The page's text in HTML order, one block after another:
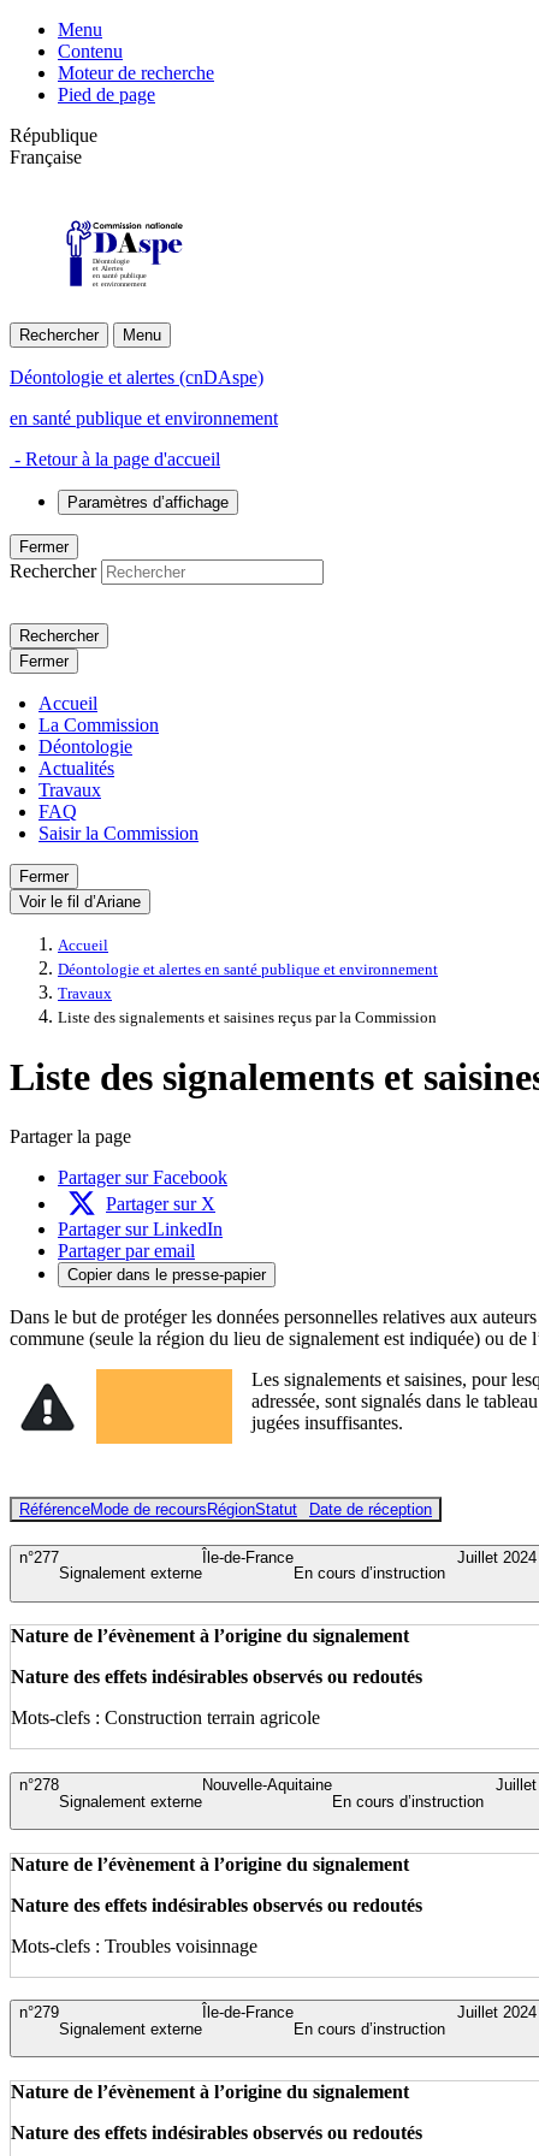
Menu
Contenu
Moteur de recherche
Pied de page
République
Française
Déontologie
et Alertes
en santé publique
et environnement
Rechercher Menu
Déontologie et alertes (cnDAspe)
en santé publique et environnement
- Retour à la page d'accueil
Paramètres d’affichage
Fermer
Rechercher
Rechercher
Fermer
Accueil
La Commission
Déontologie
Actualités
Travaux
FAQ
Saisir la Commission
Fermer
Voir le fil d’Ariane
Accueil
Déontologie et alertes en santé publique et environnement
Travaux
Liste des signalements et saisines reçus par la Commission
Liste des signalements et
Partager la page
Partager sur Facebook
Partager sur X
Partager sur LinkedIn
Partager par email
Copier dans le presse-papier
Dans le but de protéger les données personnelles relatives aux
commune (seule la région du lieu de signalement est indiquée) ou de
Les signalements et saisines, pour
adressée, sont signalés dans le
jugées insuffisantes.
Date de réception
Statut
Région
Mode de recours
Référence
Juillet 2024
En cours d’instruction
Île-de-France
Signalement externe
n°277
Nature de l’évènement à l’origine du signalement
Nature des effets indésirables observés ou redoutés
Mots-clefs : Construction terrain agricole
En cours d’instruction
Nouvelle-Aquitaine
Signalement externe
n°278
Nature de l’évènement à l’origine du signalement
Nature des effets indésirables observés ou redoutés
Mots-clefs : Troubles voisinnage
Juillet 2024
En cours d’instruction
Île-de-France
Signalement externe
n°279
Nature de l’évènement à l’origine du signalement
Nature des effets indésirables observés ou redoutés